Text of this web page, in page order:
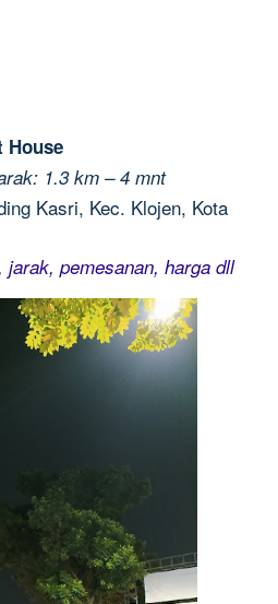
House
1.3 km – 4 mnt
Kasri, Kec. Klojen, Kota
pemesanan, harga dll